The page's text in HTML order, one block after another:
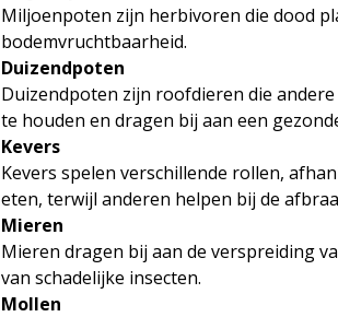
Miljoenpoten zijn herbivoren die dood
bodemvruchtbaarheid.
Duizendpoten
Duizendpoten zijn roofdieren die
te houden en dragen bij aan een
Kevers
Kevers spelen verschillende rollen,
eten, terwijl anderen helpen bij de
Mieren
Mieren dragen bij aan de verspreiding
van schadelijke insecten.
Mollen